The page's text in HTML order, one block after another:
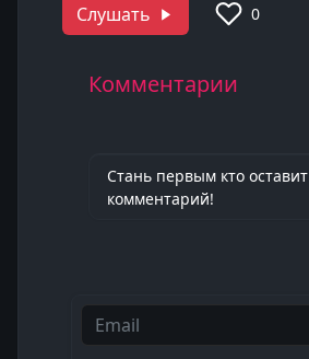
Слушать 0
Комментарии
Стань первым кто оставит
комментарий!